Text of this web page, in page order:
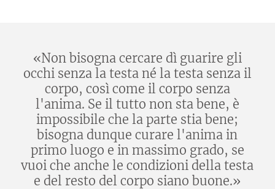
«Non bisogna cercare dì guarire gli
occhi senza la testa né la testa senza il
corpo, così come il corpo senza
l'anima. Se il tutto non sta bene, è
impossibile che la parte stia bene;
bisogna dunque curare l'anima in
primo luogo e in massimo grado, se
vuoi che anche le condizioni della testa
e del resto del corpo siano buone.»